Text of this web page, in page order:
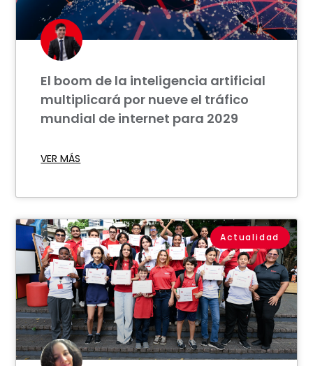
El boom de la inteligencia artificial
multiplicará por nueve el tráfico
mundial de internet para 2029
VER MÁS
Actualidad